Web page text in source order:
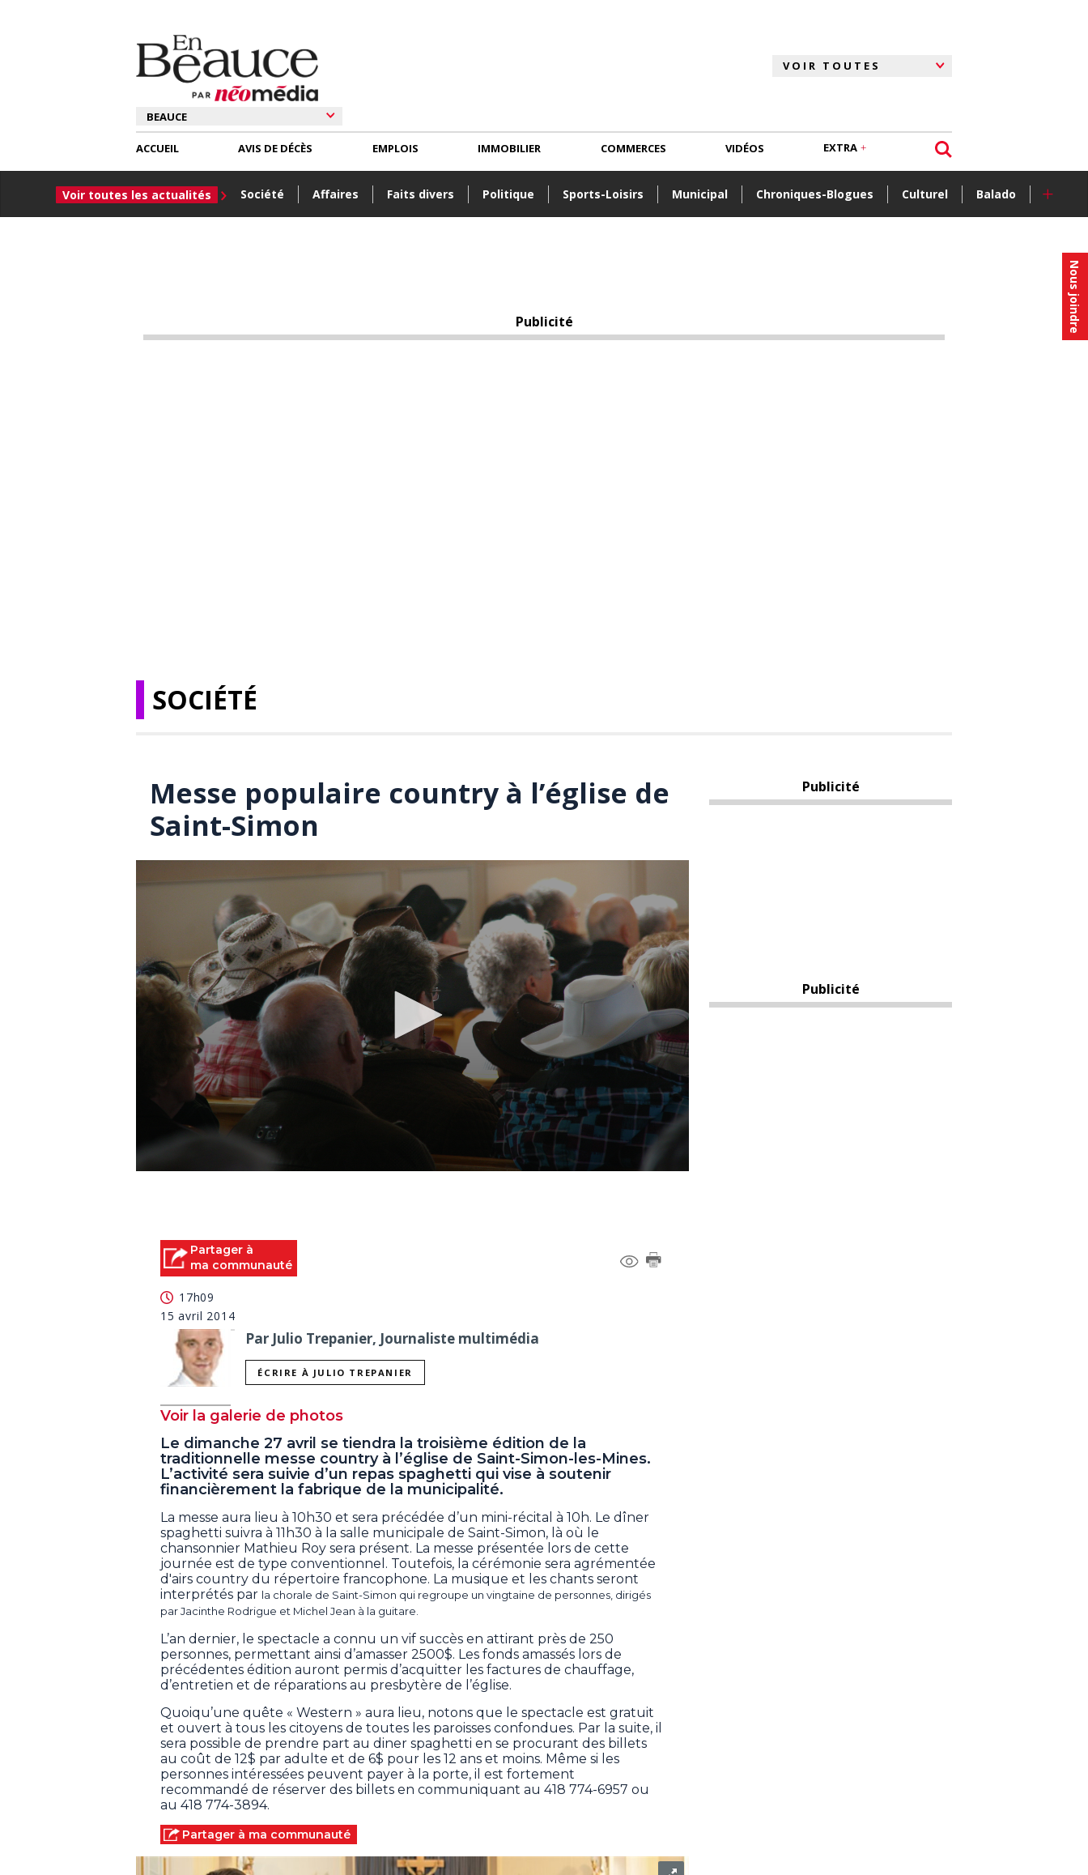
Nous joindre
ACCUEIL
Voir toutes les actualités Société Affaires Faits divers Politique Sports-Loisirs Municipal Chroniques-Blogues Culturel Balado +
AVIS DE DÉCÈS EMPLOIS IMMOBILIER COMMERCES VIDÉOS EXTRA
Publicité
SOCIÉTÉ
Messe populaire country à l’église de
Saint-Simon
90%
Partager à
ma communauté
17h09
15 avril 2014
Par Julio Trepanier, Journaliste multimédia
ÉCRIRE À JULIO TREPANIER
Voir la galerie de photos
Le dimanche 27 avril se tiendra la troisième édition de la
traditionnelle messe country à l’église de Saint-Simon-les-Mines.
L’activité sera suivie d’un repas spaghetti qui vise à soutenir
financièrement la fabrique de la municipalité.
La messe aura lieu à 10h30 et sera précédée d’un mini-récital à 10h. Le dîner
spaghetti suivra à 11h30 à la salle municipale de Saint-Simon, là où le
chansonnier Mathieu Roy sera présent. La messe présentée lors de cette
journée est de type conventionnel. Toutefois, la cérémonie sera agrémentée
d'airs country du répertoire francophone. La musique et les chants seront
interprétés par la chorale de Saint-Simon qui regroupe un vingtaine de personnes, dirigés
par Jacinthe Rodrigue et Michel Jean à la guitare.
L’an dernier, le spectacle a connu un vif succès en attirant près de 250
personnes, permettant ainsi d’amasser 2500$. Les fonds amassés lors de
précédentes édition auront permis d’acquitter les factures de chauffage,
d’entretien et de réparations au presbytère de l’église.
Quoiqu’une quête « Western » aura lieu, notons que le spectacle est gratuit
et ouvert à tous les citoyens de toutes les paroisses confondues. Par la suite, il
sera possible de prendre part au diner spaghetti en se procurant des billets
au coût de 12$ par adulte et de 6$ pour les 12 ans et moins. Même si les
personnes intéressées peuvent payer à la porte, il est fortement
recommandé de réserver des billets en communiquant au 418 774-6957 ou
au 418 774-3894.
Partager à ma communauté
Publicité
Publicité